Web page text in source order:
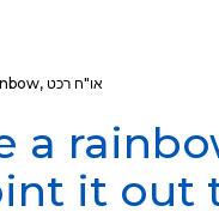
, או"ח רכט
a
it out